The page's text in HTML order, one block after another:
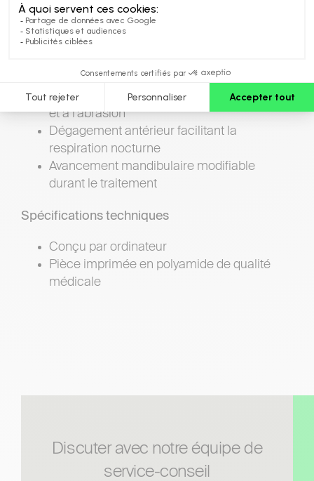
fortement recommandé afin de déterminer le
traitement idéal pour votre patient.
Résistance élevée à la traction, au bruxisme
et à l’abrasion
Dégagement antérieur facilitant la
respiration nocturne
Avancement mandibulaire modifiable
durant le traitement
Spécifications techniques
Conçu par ordinateur
Pièce imprimée en polyamide de qualité
médicale
discuter avec notre équipe de
service-conseil